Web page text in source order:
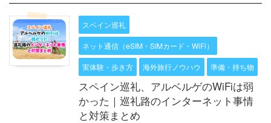
スペイン巡礼
ネット通信（eSIM・SIMカード・WiFi）
実体験・歩き方 海外旅行ノウハウ 準備・持ち物
スペイン巡礼、アルベルゲのWiFiは弱
かった｜巡礼路のインターネット事情
と対策まとめ